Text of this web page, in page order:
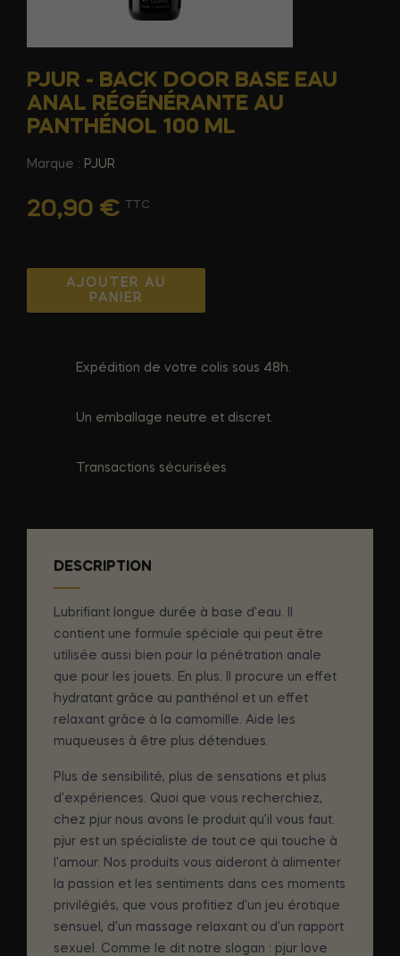
PJUR - BACK DOOR BASE EAU
ANAL RÉGÉNÉRANTE AU
PANTHÉNOL 100 ML
Marque : PJUR
20,90 € TTC
AJOUTER AU
PANIER
Expédition de votre colis sous 48h.
Un emballage neutre et discret.
Transactions sécurisées
DESCRIPTION
Lubrifiant longue durée à base d'eau. Il
contient une formule spéciale qui peut être
utilisée aussi bien pour la pénétration anale
que pour les jouets. En plus. Il procure un effet
hydratant grâce au panthénol et un effet
relaxant grâce à la camomille. Aide les
muqueuses à être plus détendues.
Plus de sensibilité, plus de sensations et plus
d'expériences. Quoi que vous recherchiez,
chez pjur nous avons le produit qu'il vous faut.
pjur est un spécialiste de tout ce qui touche à
l'amour. Nos produits vous aideront à alimenter
la passion et les sentiments dans ces moments
privilégiés, que vous profitiez d'un jeu érotique
sensuel, d'un massage relaxant ou d'un rapport
sexuel. Comme le dit notre slogan : pjur love